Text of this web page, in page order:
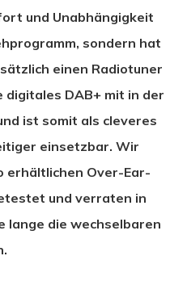
und Unabhängigkeit
sondern hat
einen Radiotuner
digitales DAB+ mit in der
ist somit als cleveres
einsetzbar. Wir
erhältlichen Over-Ear-
und verraten in
lange die wechselbaren